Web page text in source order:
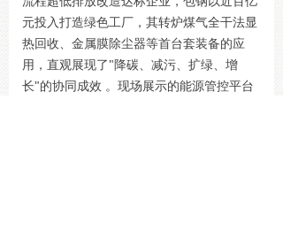
元投入打造绿色工厂，其转炉煤气全干法显
热回收、金属膜除尘器等首台套装备的应
用，直观展现了"降碳、减污、扩绿、增
长"的协同成效 。现场展示的能源管控平台